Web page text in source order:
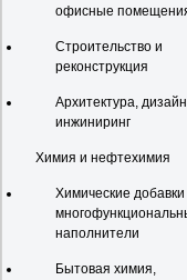
офисные
Строительство и
реконструкция
Архитектура,
инжиниринг
Химия и нефтехимия
Химические добавки
наполнители
Бытовая химия,